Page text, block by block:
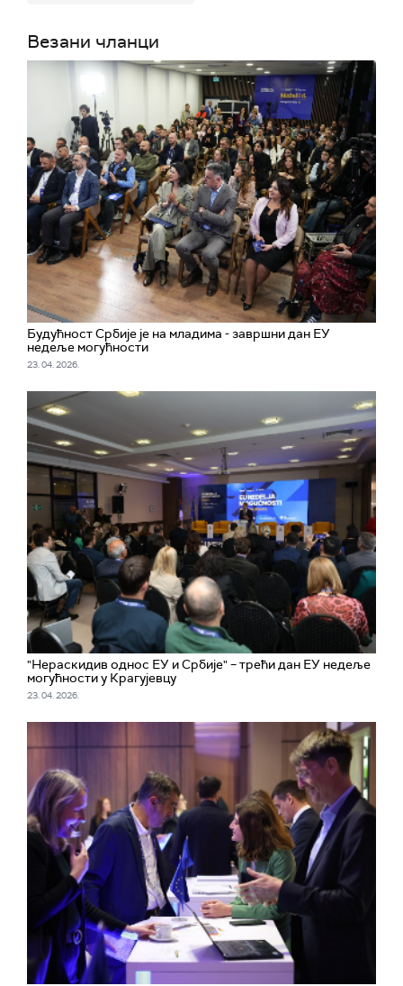
Везани чланци
Будућност Србије је на младима - завршни дан ЕУ
недеље могућности
23. 04. 2026.
"Нераскидив однос ЕУ и Србије" – трећи дан ЕУ недеље
могућности у Крагујевцу
23. 04. 2026.